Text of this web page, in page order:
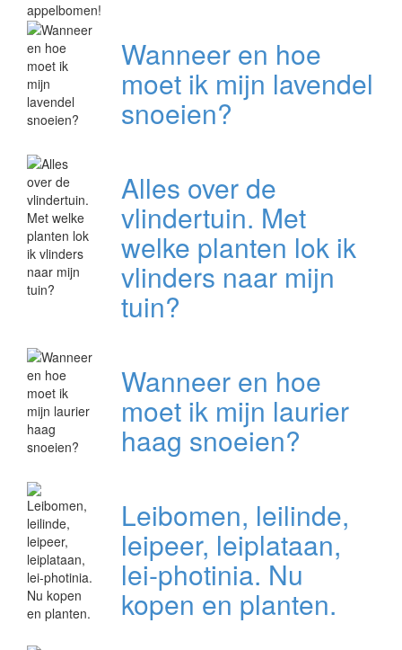
Wanneer en hoe
moet ik mijn lavendel
snoeien?
Alles over de
vlindertuin. Met
welke planten lok ik
vlinders naar mijn
tuin?
Wanneer en hoe
moet ik mijn laurier
haag snoeien?
Leibomen, leilinde,
leipeer, leiplataan,
lei-photinia. Nu
kopen en planten.